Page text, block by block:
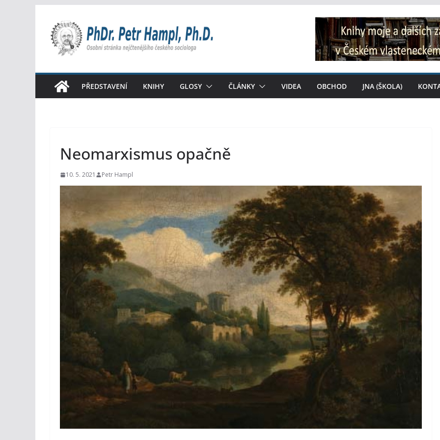
obsah
PŘEDSTAVENÍ KNIHY GLOSY ČLÁNKY VIDEA OBCHOD JNA (ŠKOLA)
Neomarxismus opačně
10. 5. 2021 Petr Hampl